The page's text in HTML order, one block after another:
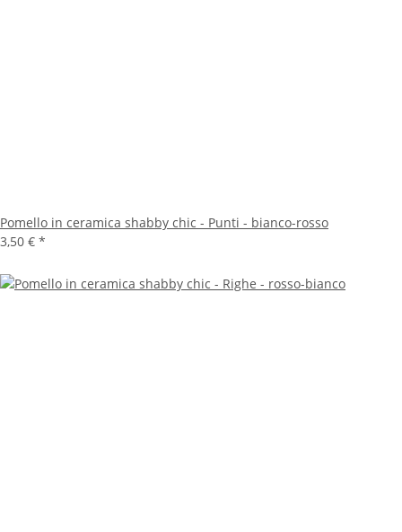
Pomello in ceramica shabby chic - Punti - bianco-rosso
3,50 € *